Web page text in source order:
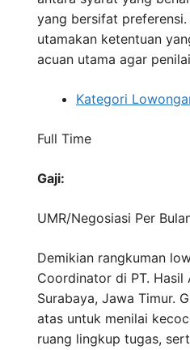
yang bersifat
utamakan ketentuan
acuan utama agar
Kategori
Full Time
Gaji:
UMR/Negosiasi Per
Demikian rangkuman
Coordinator di PT. Hasil
Surabaya, Jawa Timur.
atas untuk menilai
ruang lingkup tugas,